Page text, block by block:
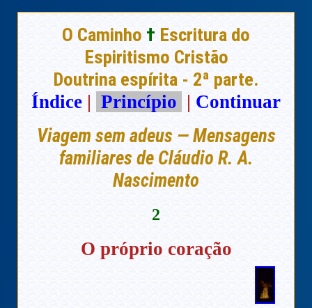
O Caminho † Escritura do
Espiritismo Cristão
Doutrina espírita - 2ª parte.
Índice | Princípio | Continuar
Viagem sem adeus — Mensagens
familiares de Cláudio R. A.
Nascimento
2
O próprio coração